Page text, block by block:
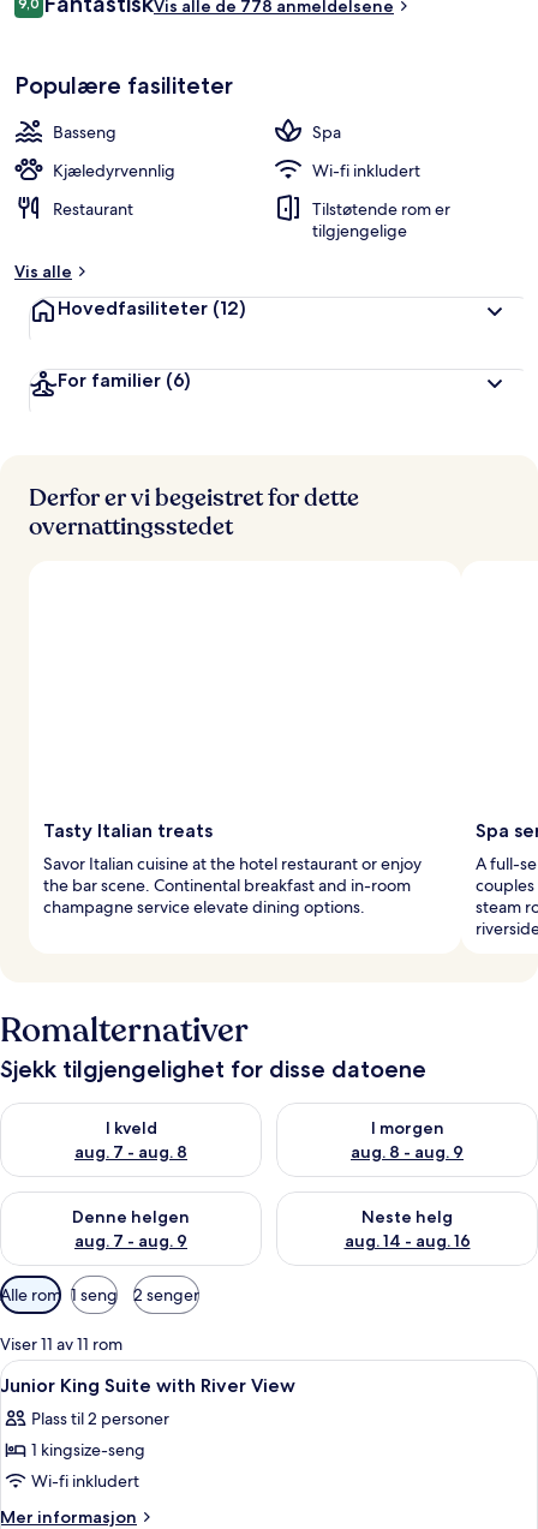
2 084 kr
9,0 av 10 – Vis alle de 778 anmeldelsene
Populære fasiliteter
Basseng
Spa
Kjæledyrvennlig
Wi-fi inkludert
Restaurant
Tilstøtende rom er
tilgjengelige
Vis alle
Hovedfasiliteter (12)
For familier (6)
Derfor er vi begeistret for dette
overnattingsstedet
Tasty Italian treats
Savor Italian cuisine at the hotel restaurant or enjoy
the bar scene. Continental breakfast and in-room
champagne service elevate dining options.
Spa
A full-
couples
steam
Romalternativer
Sjekk tilgjengelighet for disse datoene
I kveld
aug. 7 - aug. 8
Sjekk tilgjengelighet for i kveld, aug. 7 - aug. 8
I morgen
aug. 8 - aug. 9
Sjekk tilgjengelighet for i
Denne helgen
aug. 7 - aug. 9
Sjekk tilgjengelighet for denne helgen, aug. 7 - aug. 9
Neste helg
aug. 14 - aug. 16
Sjekk tilgjengelighet for neste
Tilgjengelige
filtre
for
rom
Alle rom 1 seng 2 senger
Viser 11 av 11 rom
Åpne
alle
bildene
av
Junior
King
Minibar (inkludert), safe på rommet,
13
Junior King Suite with River View
Plass til 2 personer
1 kingsize-seng
Wi-fi inkludert
Mer informasjon
Mer